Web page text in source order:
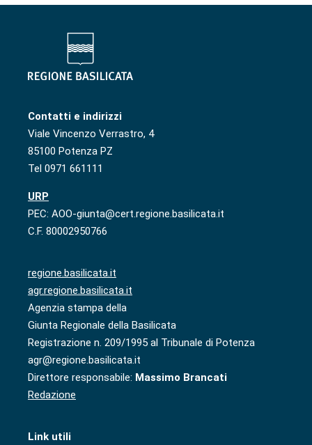
Contatti e indirizzi
Viale Vincenzo Verrastro, 4
85100 Potenza PZ
Tel 0971 661111
URP
PEC: AOO-giunta@cert.regione.basilicata.it
C.F. 80002950766
regione.basilicata.it
agr.regione.basilicata.it
Agenzia stampa della
Giunta Regionale della Basilicata
Registrazione n. 209/1995 al Tribunale di Potenza
agr@regione.basilicata.it
Direttore responsabile: Massimo Brancati
Redazione
Link utili